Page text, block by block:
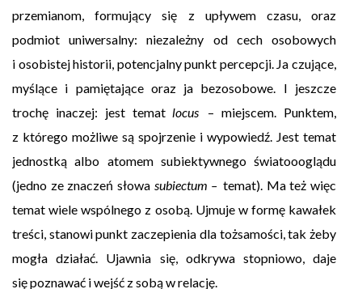
przemianom, formujący się z upływem czasu, oraz
podmiot uniwersalny: niezależny od cech osobowych
i osobistej historii, potencjalny punkt percepcji. Ja czujące,
myślące i pamiętające oraz ja bezosobowe. I jeszcze
trochę inaczej: jest tematlocus
– miejscem. Punktem,
z którego możliwe są spojrzenie i wypowiedź. Jest temat
jednostką albo atomem subiektywnego światoooglądu
(jedno ze znaczeń słowa subiectum – temat). Ma też więc
temat wiele wspólnego z osobą. Ujmuje w formę kawałek
treści, stanowi punkt zaczepienia dla tożsamości, tak żeby
mogła działać. Ujawnia się, odkrywa stopniowo, daje
się poznawać i wejść z sobą w relację.